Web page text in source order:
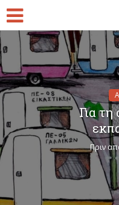
Για
Πριν